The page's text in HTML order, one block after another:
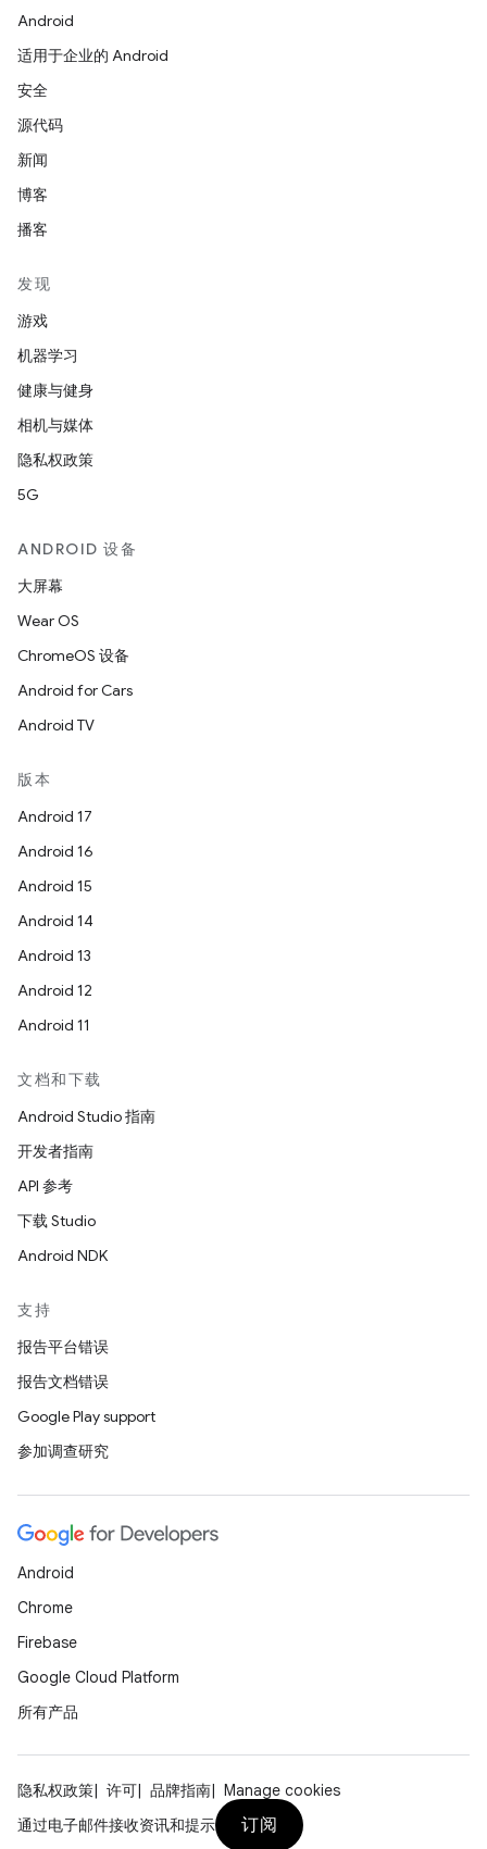
Android
适用于企业的 Android
安全
源代码
新闻
博客
播客
发现
游戏
机器学习
健康与健身
相机与媒体
隐私权政策
5G
ANDROID 设备
大屏幕
Wear OS
ChromeOS 设备
Android for Cars
Android TV
版本
Android 17
Android 16
Android 15
Android 14
Android 13
Android 12
Android 11
文档和下载
Android Studio 指南
开发者指南
API 参考
下载 Studio
Android NDK
支持
报告平台错误
报告文档错误
Google Play support
参加调查研究
Android
Chrome
Firebase
Google Cloud Platform
所有产品
隐私权政策 许可 品牌指南
Manage cookies
通过电子邮件接收资讯和提示
订阅